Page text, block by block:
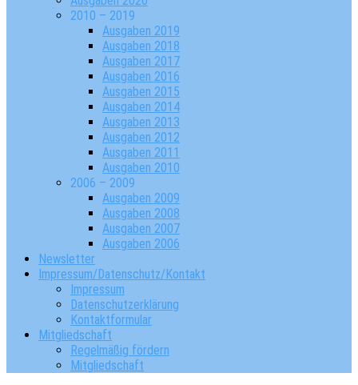
2010 – 2019
Ausgaben 2019
Ausgaben 2018
Ausgaben 2017
Ausgaben 2016
Ausgaben 2015
Ausgaben 2014
Ausgaben 2013
Ausgaben 2012
Ausgaben 2011
Ausgaben 2010
2006 – 2009
Ausgaben 2009
Ausgaben 2008
Ausgaben 2007
Ausgaben 2006
Newsletter
Impressum/Datenschutz/Kontakt
Impressum
Datenschutzerklärung
Kontaktformular
Mitgliedschaft
Regelmäßig fördern
Mitgliedschaft